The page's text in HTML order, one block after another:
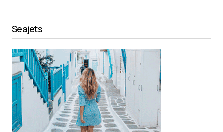
Seajets